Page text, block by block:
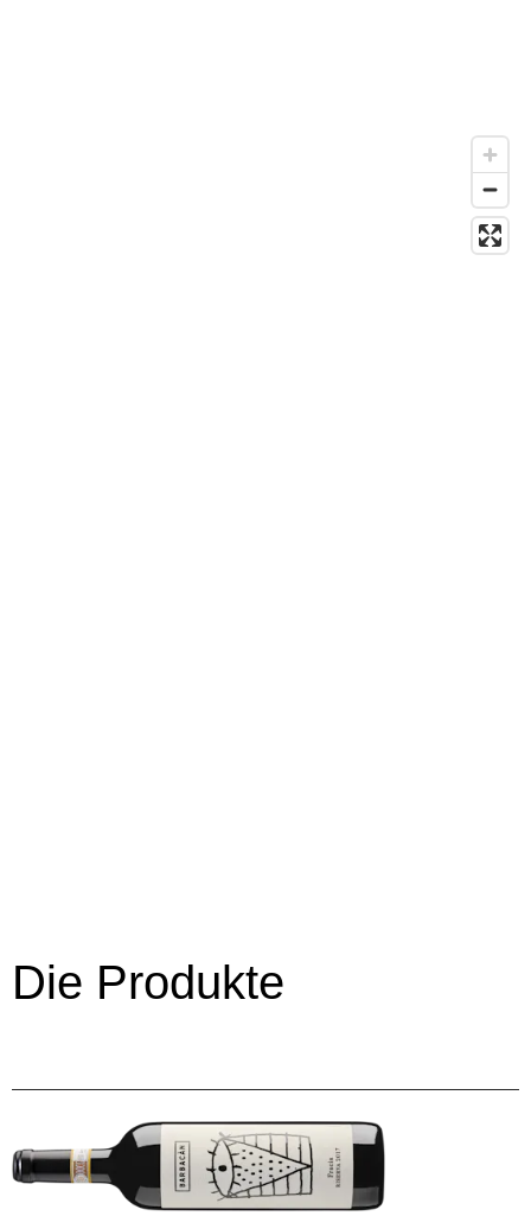
Die Produkte